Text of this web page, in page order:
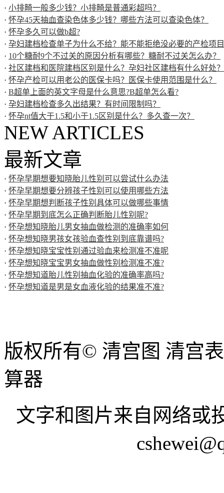
· 小排畸一般多少钱？小排畸是普通彩超吗？
· 怀孕45天抽血查染色体多少钱？哪些方法可以查染色体？
· 怀孕多久可以做b超?
· 孕妇建档检查单子为什么不给？能不能拒绝没必要的产检项
· 10个糖耐9个不过关的原因分析有哪些？糖耐不过关怎么办？
· 社区建档和医院建档区别是什么？孕妇社区建档有什么好处？
· 怀孕产检可以用老公的医保卡吗？医保卡使用范围是什么？
· B超单上面的英文字母是什么意思?B超单怎么看?
· 孕妇建档检查多久出结果？有时间限制吗？
· 怀孕nt值大于1.5和小于1.5区别是什么？多久查一次？
NEW ARTICLES
最新文章
· 怀孕早期想要知晓胎儿性别可以尝试什么办法
· 怀孕早期想要分辨孩子性别可以使用哪些方法
· 怀孕早期想判断孩子性别具体可以做哪些事情
· 怀孕早期到底怎么正确判断胎儿性别呢?
· 怀孕想知晓胎儿男女抽血做检测的准确率如何
· 怀孕想知晓男孩女孩验血查性别到底靠谱吗?
· 怀孕想知晓宝宝性别通过验血来检测准不准呢
· 怀孕想知晓宝宝男女抽血做性别检测准不准?
· 怀孕想知道胎儿性别抽血化验的准确率高吗?
· 怀孕想知道是男是女血液化验的结果准不准?
版权所有© 清宫图 清宫
算器
文字和图片来自网络或